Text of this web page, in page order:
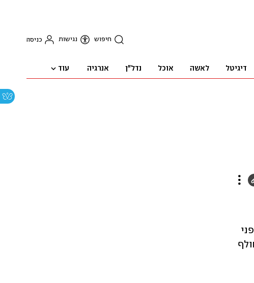
חיפוש נגישות כניסה
דיגיטל לאשה אוכל נדל"ן אנרגיה עוד